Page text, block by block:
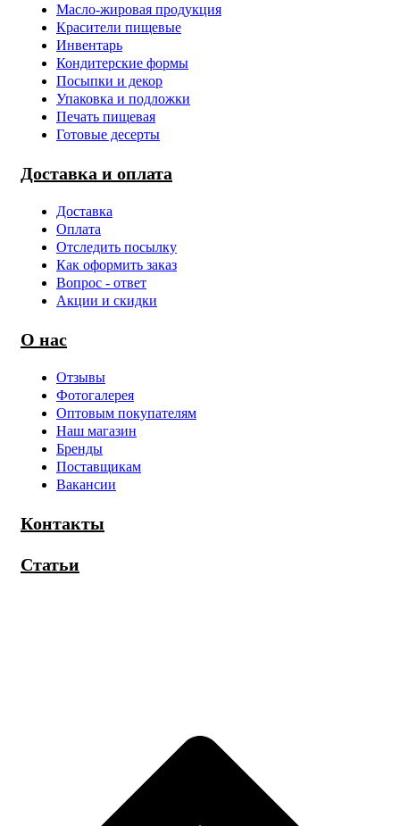
Масло-жировая продукция
Красители пищевые
Инвентарь
Кондитерские формы
Посыпки и декор
Упаковка и подложки
Печать пищевая
Готовые десерты
Доставка и оплата
Доставка
Оплата
Отследить посылку
Как оформить заказ
Вопрос - ответ
Акции и скидки
О нас
Отзывы
Фотогалерея
Оптовым покупателям
Наш магазин
Бренды
Поставщикам
Вакансии
Контакты
Статьи